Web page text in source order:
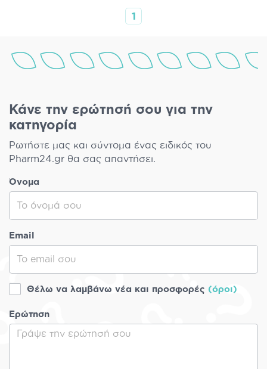
1
Κάνε την ερώτησή σου για την
κατηγορία
Ρωτήστε μας και σύντομα ένας ειδικός του
Pharm24.gr θα σας απαντήσει.
Όνομα
Email
Θέλω να λαμβάνω νέα και προσφορές (όροι)
Ερώτηση